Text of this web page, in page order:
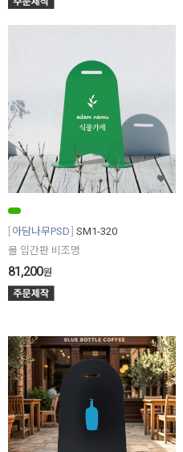
아담나무PSD SM1-320
몰 입간판 비조명
81,200원